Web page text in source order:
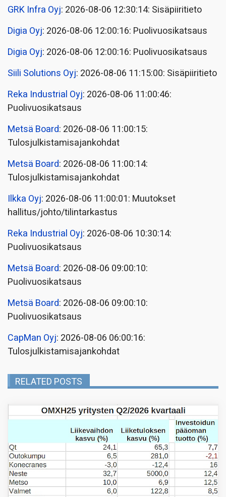
GRK Infra Oyj: 2026-08-06 12:30:14: Sisäpiiritieto
Digia Oyj: 2026-08-06 12:00:16: Puolivuosikatsaus
Digia Oyj: 2026-08-06 12:00:16: Puolivuosikatsaus
Siili Solutions Oyj: 2026-08-06 11:15:00: Sisäpiiritieto
Reka Industrial Oyj: 2026-08-06 11:00:46:
Puolivuosikatsaus
Metsä Board: 2026-08-06 11:00:15:
Tulosjulkistamisajankohdat
Metsä Board: 2026-08-06 11:00:14:
Tulosjulkistamisajankohdat
Ilkka Oyj: 2026-08-06 11:00:01: Muutokset
hallitus/johto/tilintarkastus
Reka Industrial Oyj: 2026-08-06 10:30:14:
Puolivuosikatsaus
Metsä Board: 2026-08-06 09:00:10:
Puolivuosikatsaus
Metsä Board: 2026-08-06 09:00:10:
Puolivuosikatsaus
CapMan Oyj: 2026-08-06 06:00:16:
Tulosjulkistamisajankohdat
RELATED POSTS